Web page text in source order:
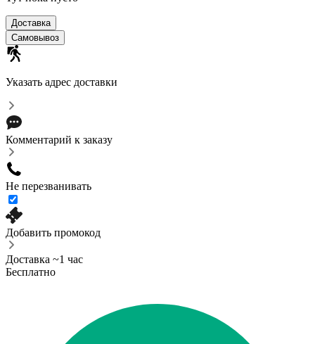
Доставка
Cамовывоз
Указать адрес доставки
Комментарий к заказу
Не перезванивать
Добавить промокод
Доставка ~1 час
Бесплатно